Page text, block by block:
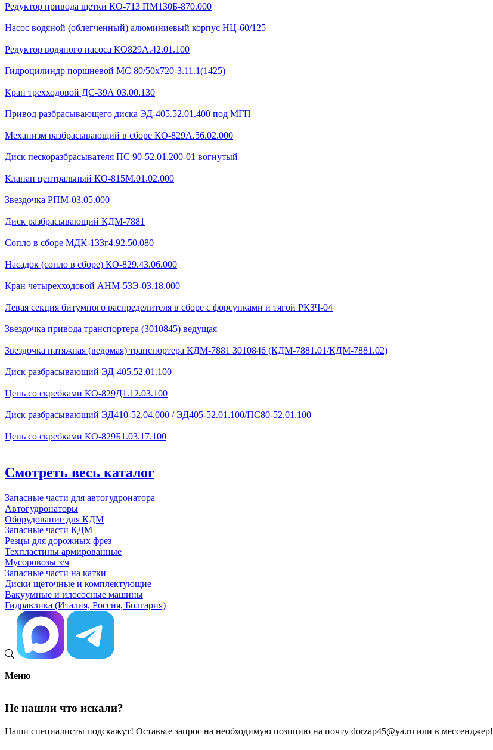
Редуктор привода щетки КО-713 ПМ130Б-870.000
Насос водяной (облегченный) алюминиевый корпус НЦ-60/125
Редуктор водяного насоса КО829А.42.01.100
Гидроцилиндр поршневой МС 80/50х720-3.11.1(1425)
Кран трехходовой ДС-39А 03.00.130
Привод разбрасывающего диска ЭД-405.52.01.400 под МГП
Механизм разбрасывающий в сборе КО-829А.56.02.000
Диск пескоразбрасывателя ПС 90-52.01.200-01 вогнутый
Клапан центральный КО-815М.01.02.000
Звездочка РПМ-03.05.000
Диск разбрасывающий КДМ-7881
Сопло в сборе МДК-133г4.92.50.080
Насадок (сопло в сборе) КО-829.43.06.000
Кран четырехходовой AHМ-53Э-03.18.000
Левая секция битумного распределителя в сборе с форсунками и тягой РКЗЧ-04
Звездочка привода транспортера (3010845) ведущая
Звездочка натяжная (ведомая) транспортера КДМ-7881 3010846 (КДМ-7881.01/КДМ-7881.02)
Диск разбрасывающий ЭД-405.52.01.100
Цепь со скребками КО-829Д1.12.03.100
Диск разбрасывающий ЭД410-52.04.000 / ЭД405-52.01.100/ПС80-52.01.100
Цепь со скребками КО-829Б1.03.17.100
Смотреть весь каталог
Запасные части для автогудронатора
Автогудронаторы
Оборудование для КДМ
Запасные части КДМ
Резцы для дорожных фрез
Техпластины армированные
Мусоровозы з/ч
Запасные части на катки
Диски щеточные и комплектующие
Вакуумные и илососные машины
Гидравлика (Италия, Россия, Болгария)
Меню
Не нашли что искали?
Наши специалисты подскажут! Оставьте запрос на необходимую позицию на почту dorzap45@ya.ru или в мессенджер!